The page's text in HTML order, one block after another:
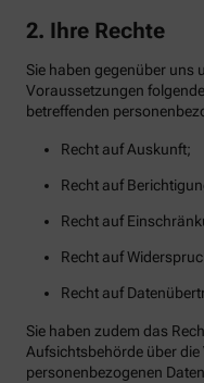
2. Ihre Rechte
Sie haben gegenüber uns
Voraussetzungen
betreffenden
Recht auf Auskunft;
Recht auf
Recht auf
Recht auf
Recht auf
Sie haben zudem das
Aufsichtsbehörde über
personenbezogenen